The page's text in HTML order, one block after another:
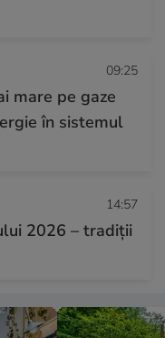
09:25
mare pe gaze
în sistemul
14:57
2026 – tradiții